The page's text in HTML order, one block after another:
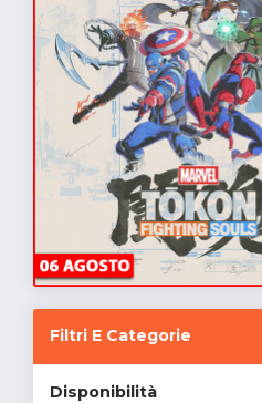
Filtri E Categorie
Disponibilità